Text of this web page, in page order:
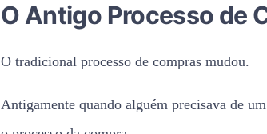
O Antigo Processo de
O tradicional processo de compras mudou.
Antigamente quando alguém precisava de